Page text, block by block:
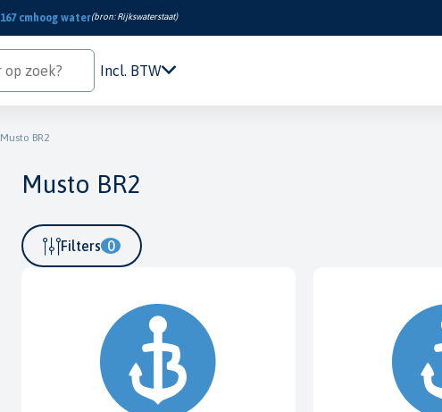
167 cm hoog water(bron:Rijkswaterstaat)
Rubberboten & Motoren
Outlet
Incl. BTW
Musto BR2
Musto BR2
Filters 0